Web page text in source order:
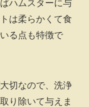
ハムスターに与
は柔らかくて食
る点も特徴で
切なので、洗浄
り除いて与えま